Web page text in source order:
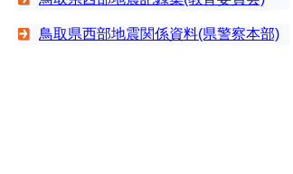
鳥取県西部地震関係資料(県警察本部)